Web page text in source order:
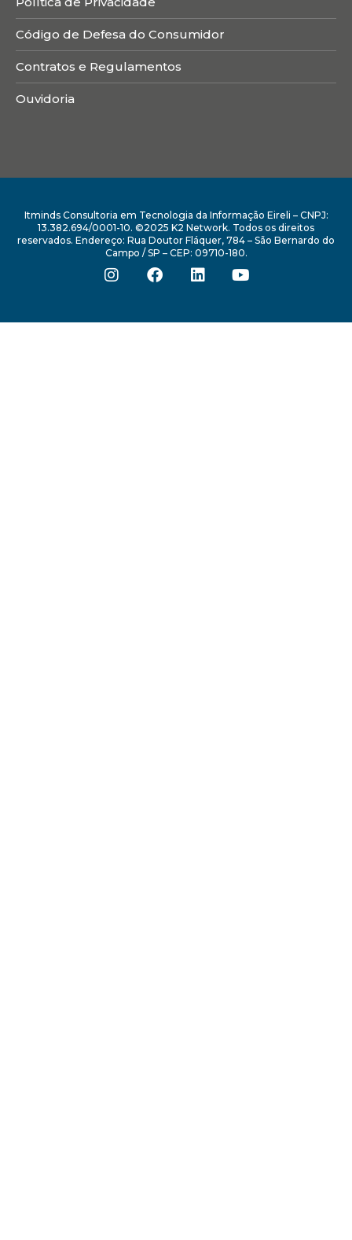
Código de Defesa do Consumidor
Contratos e Regulamentos
Ouvidoria
Itminds Consultoria em Tecnologia da Informação Eireli – CNPJ:
13.382.694/0001-10. ©2025 K2 Network. Todos os direitos
reservados. Endereço: Rua Doutor Fláquer, 784 – São Bernardo do
Campo / SP – CEP: 09710-180.